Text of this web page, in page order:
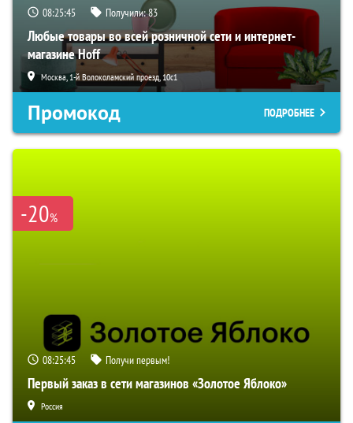
08:25:44 Получили:83
Любые товары во всей розничной сети и интернет-
магазине Hoff
Москва, 1-й Волоколамский проезд, 10с1
Промокод ПОДРОБНЕЕ
-20%
08:25:44 Получи первым!
Первый заказ в сети магазинов «Золотое Яблоко»
Россия